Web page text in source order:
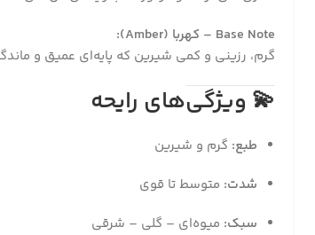
Base Note – کهربا (Amber):
گرم، رزینی و کمی شیرین که پایه‌ای عمیق و
💫 ویژگی‌های رایحه
طبع: گرم و شیرین
شدت: متوسط تا قوی
سبک: میوه‌ای – گلی – شرقی